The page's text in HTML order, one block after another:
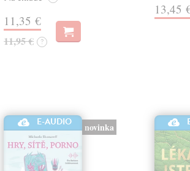
11,35 €
11,95 € ?
13,45
E-AUDIO novinka